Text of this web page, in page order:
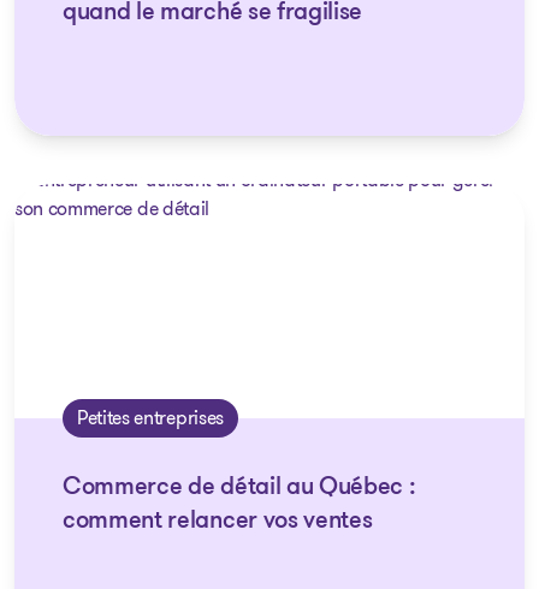
quand le marché se fragilise
Petites entreprises
Commerce de détail au Québec :
comment relancer vos ventes